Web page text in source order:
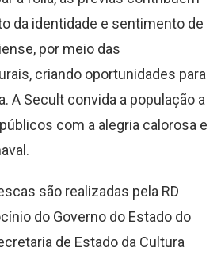
da identidade e sentimento de
por meio das
criando oportunidades para
A Secult convida a população a
com a alegria calorosa e
são realizadas pela RD
do Governo do Estado do
de Estado da Cultura